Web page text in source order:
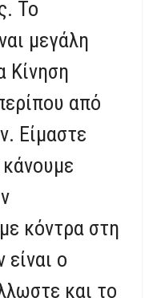
Το
μεγάλη
Κίνηση
από
Είμαστε
κόντρα στη
ο
και το